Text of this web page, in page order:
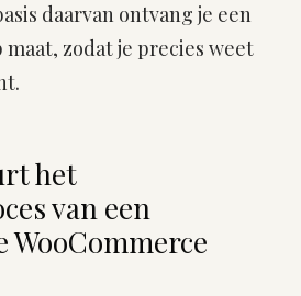
daarvan ontvang je een
zodat je precies weet
het
van een
WooCommerce